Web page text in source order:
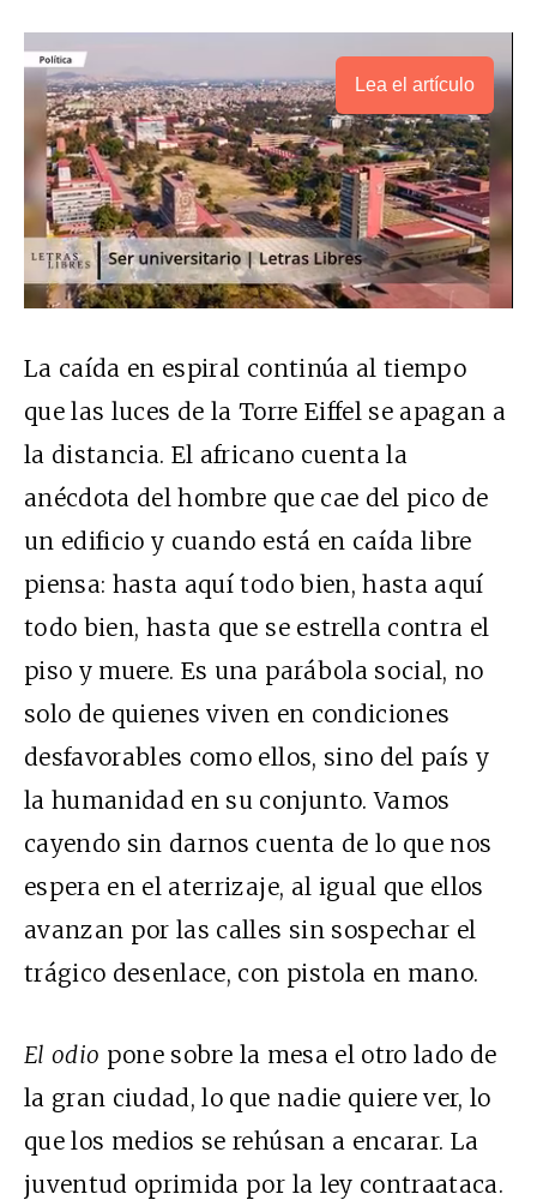
Lea el artículo
La caída en espiral continúa al tiempo
que las luces de la Torre Eiffel se apagan a
la distancia. El africano cuenta la
anécdota del hombre que cae del pico de
un edificio y cuando está en caída libre
piensa: hasta aquí todo bien, hasta aquí
todo bien, hasta que se estrella contra el
piso y muere. Es una parábola social, no
solo de quienes viven en condiciones
desfavorables como ellos, sino del país y
la humanidad en su conjunto. Vamos
cayendo sin darnos cuenta de lo que nos
espera en el aterrizaje, al igual que ellos
avanzan por las calles sin sospechar el
trágico desenlace, con pistola en mano.
El odio pone sobre la mesa el otro lado de
la gran ciudad, lo que nadie quiere ver, lo
que los medios se rehúsan a encarar. La
juventud oprimida por la ley contraataca.